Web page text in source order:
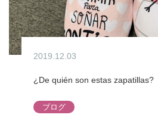
2019.12.03
¿De quién son estas zapatillas?
ブログ